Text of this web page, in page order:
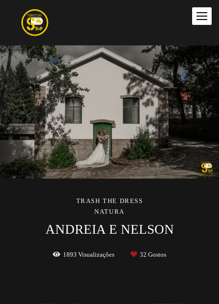
TRASH THE DRESS
NATURA
ANDREIA E NELSON
1893 Visualizações 32 Gostos